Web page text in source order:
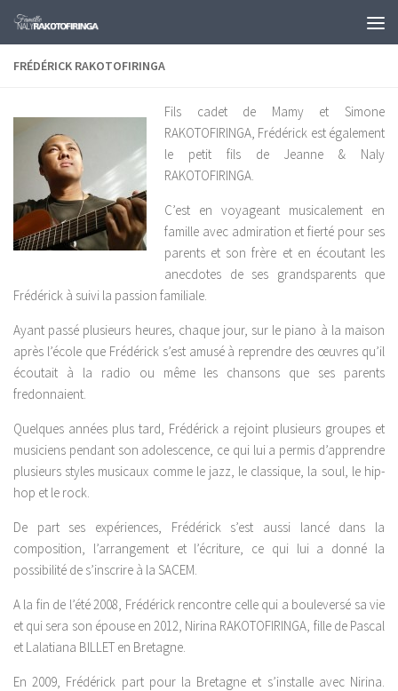
Skip to content
FRÉDÉRICK RAKOTOFIRINGA
Fils cadet de Mamy et Simone
RAKOTOFIRINGA, Frédérick est également
le petit fils de Jeanne & Naly
RAKOTOFIRINGA.
C’est en voyageant musicalement en
famille avec admiration et fierté pour ses
parents et son frère et en écoutant les
anecdotes de ses grands­parents que
Frédérick à suivi la passion familiale.
Ayant passé plusieurs heures, chaque jour, sur le piano à la maison
après l’école que Frédérick s’est amusé à reprendre des œuvres qu’il
écoutait à la radio ou même les chansons que ses parents
fredonnaient.
Quelques années plus tard, Frédérick a rejoint plusieurs groupes et
musiciens pendant son adolescence, ce qui lui a permis d’apprendre
plusieurs styles musicaux comme le jazz, le classique, la soul, le hip­
hop et le rock.
De part ses expériences, Frédérick s’est aussi lancé dans la
composition, l’arrangement et l’écriture, ce qui lui a donné la
possibilité de s’inscrire à la SACEM.
A la fin de l’été 2008, Frédérick rencontre celle qui a bouleversé sa vie
et qui sera son épouse en 2012, Nirina RAKOTOFIRINGA, fille de Pascal
et Lalatiana BILLET en Bretagne.
En 2009, Frédérick part pour la Bretagne et s’installe avec Nirina.